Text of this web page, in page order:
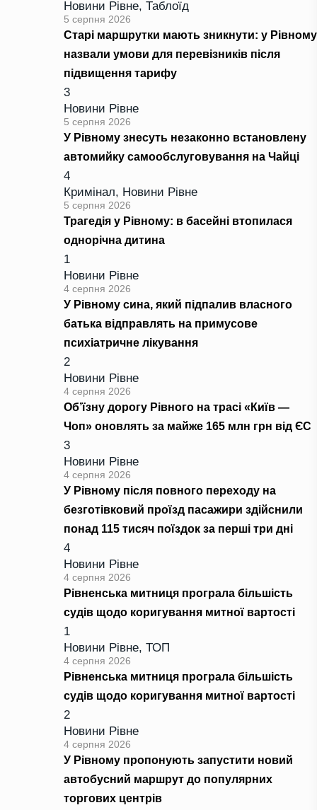
Новини Рівне, Таблоїд
5 серпня 2026
Старі маршрутки мають зникнути: у Рівному
назвали умови для перевізників після
підвищення тарифу
3
Новини Рівне
5 серпня 2026
У Рівному знесуть незаконно встановлену
автомийку самообслуговування на Чайці
4
Кримінал, Новини Рівне
5 серпня 2026
Трагедія у Рівному: в басейні втопилася
однорічна дитина
1
Новини Рівне
4 серпня 2026
У Рівному сина, який підпалив власного
батька відправлять на примусове
психіатричне лікування
2
Новини Рівне
4 серпня 2026
Об’їзну дорогу Рівного на трасі «Київ —
Чоп» оновлять за майже 165 млн грн від ЄС
3
Новини Рівне
4 серпня 2026
У Рівному після повного переходу на
безготівковий проїзд пасажири здійснили
понад 115 тисяч поїздок за перші три дні
4
Новини Рівне
4 серпня 2026
Рівненська митниця програла більшість
судів щодо коригування митної вартості
1
Новини Рівне, ТОП
4 серпня 2026
Рівненська митниця програла більшість
судів щодо коригування митної вартості
2
Новини Рівне
4 серпня 2026
У Рівному пропонують запустити новий
автобусний маршрут до популярних
торгових центрів